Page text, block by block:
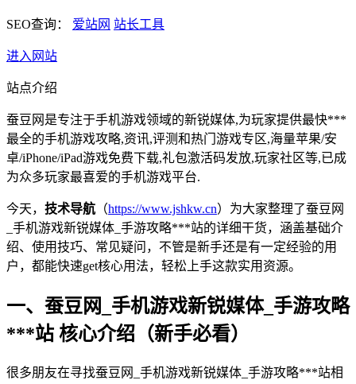
SEO查询： 爱站网 站长工具
进入网站
站点介绍
蚕豆网是专注于手机游戏领域的新锐媒体,为玩家提供最快***
最全的手机游戏攻略,资讯,评测和热门游戏专区,海量苹果/安
卓/iPhone/iPad游戏免费下载,礼包激活码发放,玩家社区等,已成
为众多玩家最喜爱的手机游戏平台.
今天， 技术导航 （https://www.jshkw.cn）为大家整理了蚕豆网
_手机游戏新锐媒体_手游攻略***站的详细干货，涵盖基础介
绍、使用技巧、常见疑问，不管是新手还是有一定经验的用
户，都能快速get核心用法，轻松上手这款实用资源。
一、蚕豆网_手机游戏新锐媒体_手游攻略
***站 核心介绍（新手必看）
很多朋友在寻找蚕豆网_手机游戏新锐媒体_手游攻略***站相